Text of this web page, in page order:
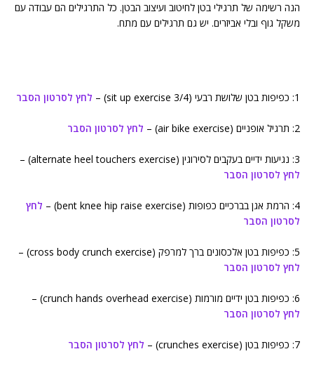
הנה רשימה של תרגילי בטן לחיטוב ועיצוב הבטן. כל התרגילים הם עבודה עם
משקל גוף ובלי אביזרים. יש גם תרגילים עם מתח.
1: כפיפות בטן שלושת רבעי (3/4 sit up exercise) – לחץ לסרטון הסבר
2: תרגיל אופניים (air bike exercise) – לחץ לסרטון הסבר
3: נגיעות ידיים בעקבים לסירוגין (alternate heel touchers exercise) –
לחץ לסרטון הסבר
4: הרמת אגן בברכיים כפופות (bent knee hip raise exercise) –
לחץ
לסרטון הסבר
5: כפיפות בטן אלכסונים ברך למרפק (cross body crunch exercise) –
לחץ לסרטון הסבר
6: כפיפות בטן ידיים מורמות (crunch hands overhead exercise) –
לחץ לסרטון הסבר
7: כפיפות בטן (crunches exercise) – לחץ לסרטון הסבר